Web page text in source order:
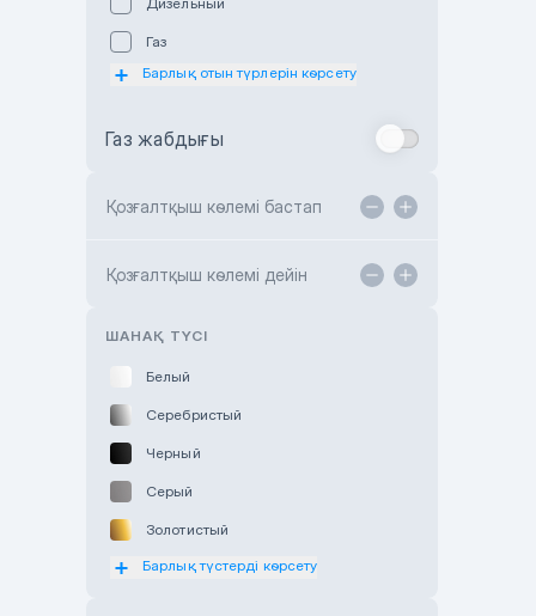
Subaru Motor Almaty
Toyota Astana
TANK Motors Karaganda
Газ
Барлық отын түрлерін көрсету
Газ жабдығы
Қозғалтқыш көлемі бастап
Қозғалтқыш көлемі дейін
ШАНАҚ ТҮСІ
Белый
Серебристый
Черный
Серый
Золотистый
Оранжевый
Барлық түстерді көрсету